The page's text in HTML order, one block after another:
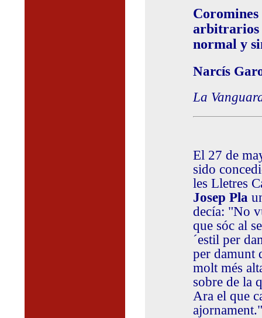
arbitrarios
normal y
Narcís
La
El 27 de
sido
les Lletres
Josep Pla
decía: "No
que sóc al
´estil per
per damunt
molt més
sobre de la
Ara el que
ajornament."